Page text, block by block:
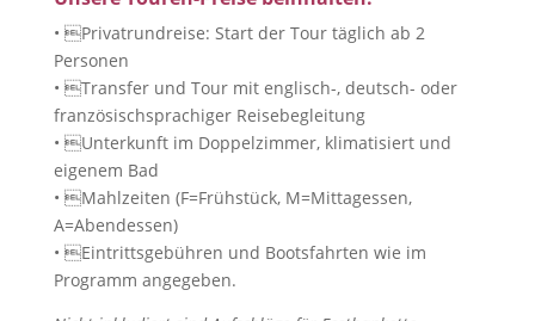
• Privatrundreise: Start der Tour täglich ab 2
Personen
• Transfer und Tour mit englisch-, deutsch- oder
französischsprachiger Reisebegleitung
• Unterkunft im Doppelzimmer, klimatisiert und
eigenem Bad
• Mahlzeiten (F=Frühstück, M=Mittagessen,
A=Abendessen)
• Eintrittsgebühren und Bootsfahrten wie im
Programm angegeben.